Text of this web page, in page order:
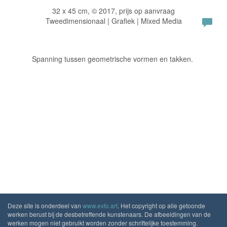
32 x 45 cm, © 2017, prijs op aanvraag
Tweedimensionaal | Grafiek | Mixed Media
Spanning tussen geometrische vormen en takken.
Deze site is onderdeel van www.exto.art. Het copyright op alle getoonde
werken berust bij de desbetreffende kunstenaars. De afbeeldingen van de
werken mogen niet gebruikt worden zonder schriftelijke toestemming.